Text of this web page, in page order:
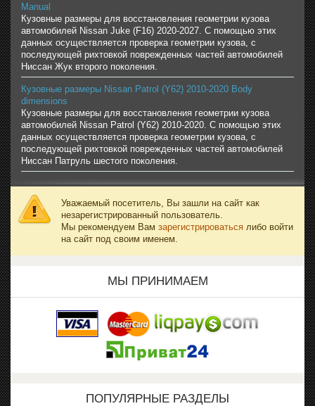
Manual
Кузовные размеры для восстановления геометрии кузова
автомобилей Nissan Juke (F16) 2020-2027. С помощью этих
данных осуществляется проверка геометрии кузова, с
последующей рихтовкой поврежденных частей автомобилей
Ниссан Жук второго поколения.
Кузовные размеры Nissan Patrol (Y62) 2010-2020 Body
dimensions
Кузовные размеры для восстановления геометрии кузова
автомобилей Nissan Patrol (Y62) 2010-2020. С помощью этих
данных осуществляется проверка геометрии кузова, с
последующей рихтовкой поврежденных частей автомобилей
Ниссан Патруль шестого поколения.
Уважаемый посетитель, Вы зашли на сайт как
незарегистрированный пользователь.
Мы рекомендуем Вам зарегистрироваться либо войти
на сайт под своим именем.
МЫ ПРИНИМАЕМ
ПОПУЛЯРНЫЕ РАЗДЕЛЫ